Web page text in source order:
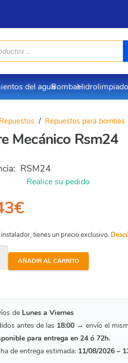
del aguaBombas
Repuestos / Repuestos para bombas
Mecánico Rsm24
RSM24
Realice su pedido
€
tienes un precio exclusivo.
AÑADIR AL CARRITO
de Lunes a Viernes
antes de las 18:00→ envío el
para entrega en 24 ó 72h.
de entrega estimada: 11/08/2026 –